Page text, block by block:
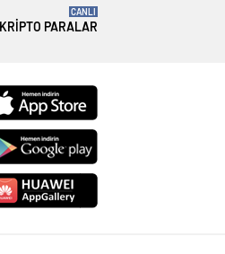
KRIPTO PARALAR
CANLI